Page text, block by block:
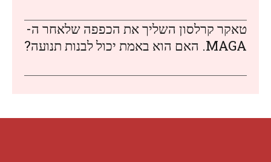
טאקר קרלסון השליך את הכפפה שלאחר ה-
MAGA. האם הוא באמת יכול לבנות תנועה?